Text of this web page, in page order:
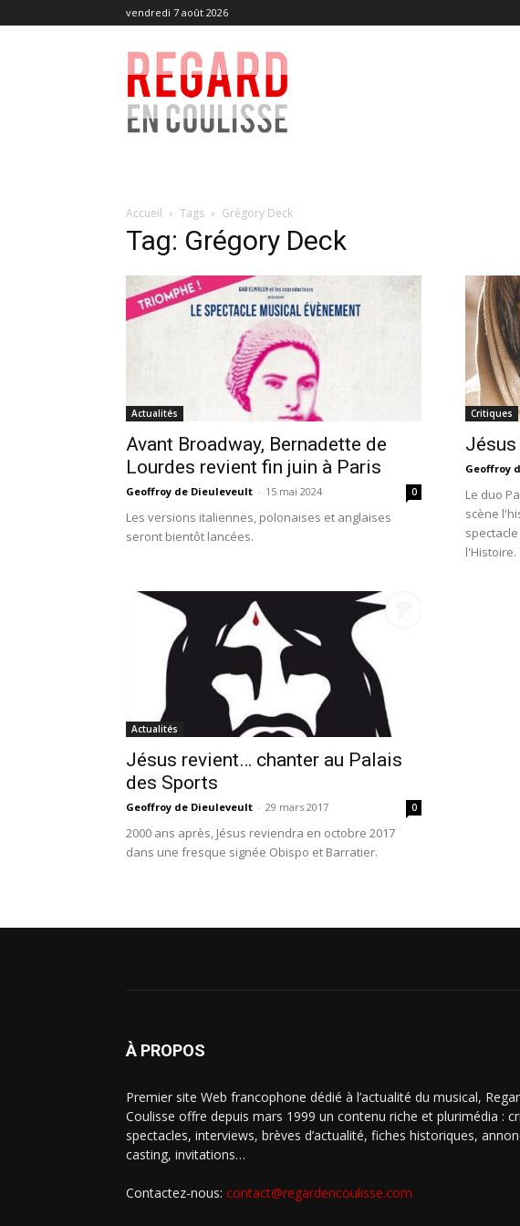
vendredi 7 août 2026
Regard
en
Coulisse
Accueil Tags Grégory Deck
Tag: Grégory Deck
Actualités
Avant Broadway, Bernadette de
Lourdes revient fin juin à Paris
Geoffroy de Dieuleveult - 15 mai 2024 0
Les versions italiennes, polonaises et anglaises
seront bientôt lancées.
Critiques
Geoffroy
Le duo
scène
l'Histoire.
Actualités
Jésus revient… chanter au Palais
des Sports
Geoffroy de Dieuleveult - 29 mars 2017 0
2000 ans après, Jésus reviendra en octobre 2017
dans une fresque signée Obispo et Barratier.
À PROPOS
Premier site Web francophone dédié à l’actualité du musical,
Coulisse offre depuis mars 1999 un contenu riche et plurimédia :
spectacles, interviews, brèves d’actualité, fiches historiques,
casting, invitations…
Contactez-nous: contact@regardencoulisse.com